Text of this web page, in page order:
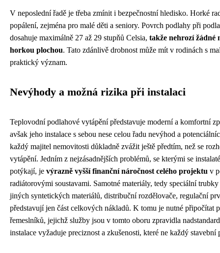
V neposlední řadě je třeba zmínit i bezpečnostní hledisko. Horké
popálení, zejména pro malé děti a seniory. Povrch podlahy při
dosahuje maximálně 27 až 29 stupňů Celsia, takže nehrozí žádné
horkou plochou. Tato zdánlivě drobnost může mít v rodinách s
praktický význam.
Nevýhody a možná rizika při instalaci
Teplovodní podlahové vytápění představuje moderní a komfortní
avšak jeho instalace s sebou nese celou řadu nevýhod a
každý majitel nemovitosti důkladně zvážit ještě předtím, než se
vytápění. Jedním z nejzásadnějších problémů, se kterými se
potýkají, je výrazně vyšší finanční náročnost celého projektu v
radiátorovými soustavami. Samotné materiály, tedy speciální
jiných syntetických materiálů, distribuční rozdělovače, regulační
představují jen část celkových nákladů. K tomu je nutné připočítat
řemeslníků, jejichž služby jsou v tomto oboru zpravidla
instalace vyžaduje preciznost a zkušenosti, které ne každý